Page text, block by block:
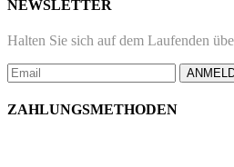
NEWSLETTER
Halten Sie sich auf dem Laufenden
ZAHLUNGSMETHODEN